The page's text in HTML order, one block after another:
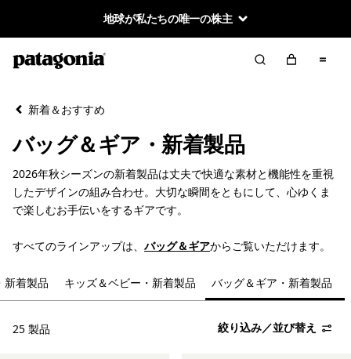
地球が私たちの唯一の株主
絞り込み／並び替え
絞り込み
在庫のあるカラー
絞り込み
スポーツ
絞り込み
容量
新着＆おすすめ
バッグ＆ギア・新着製品
2026年秋シーズンの新着製品は丈夫で快適な素材と機能性を重視
したデザインの組み合わせ。大切な瞬間をともにして、心ゆくま
で楽しむお手伝いをするギアです。
すべてのラインアップは、 バッグ＆ギアからご覧いただけます。
新着製品 キッズ＆ベビー・新着製品 バッグ＆ギア・新着製品
25 製品 絞り込み／並び替え